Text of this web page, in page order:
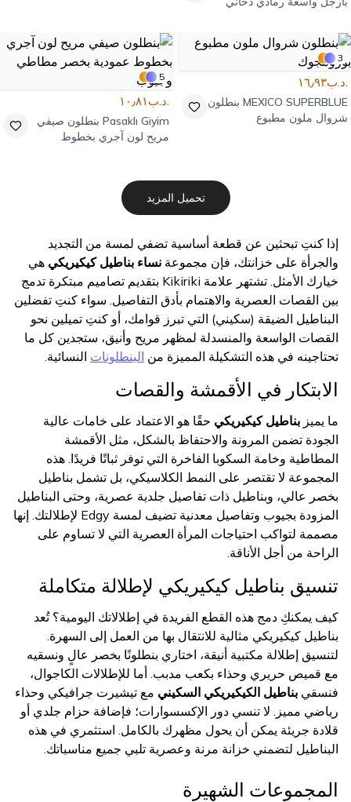
3
.د.ب١٦٫٩٣
MEXICO SUPERBLUE بنطلون
شروال ملون مطبوع
5
.د.ب١٠٫٨١
Pasaklı Giyim بنطلون صيفي
مريح لون آجري بخطوط
تحميل المزيد
إذا كنتِ تبحثين عن قطعة أساسية تضفي لمسة من التجديد
والجرأة على خزانتك، فإن مجموعة نساء بناطيل كيكيريكي هي
خيارك الأمثل. تشتهر علامة Kikiriki بتقديم تصاميم مبتكرة تدمج
بين القصات العصرية والاهتمام بأدق التفاصيل. سواء كنتِ تفضلين
البناطيل الضيقة (سكيني) التي تبرز قوامك، أو كنتِ تميلين نحو
القصات الواسعة والمنسدلة لمظهر مريح وأنيق، ستجدين كل ما
تحتاجينه في هذه التشكيلة المميزة من البنطلونات النسائية.
الابتكار في الأقمشة والقصات
ما يميز بناطيل كيكيريكي حقًا هو الاعتماد على خامات عالية
الجودة تضمن المرونة والاحتفاظ بالشكل، مثل الأقمشة
المطاطية وخامة السكوبا الفاخرة التي توفر ثباتًا فريدًا. هذه
المجموعة لا تقتصر على النمط الكلاسيكي، بل تشمل بناطيل
بخصر عالي، وبناطيل ذات تفاصيل جلدية عصرية، وحتى البناطيل
المزودة بجيوب وتفاصيل معدنية تضيف لمسة Edgy لإطلالتك. إنها
مصممة لتواكب احتياجات المرأة العصرية التي لا تساوم على
الراحة من أجل الأناقة.
تنسيق بناطيل كيكيريكي لإطلالة متكاملة
كيف يمكنكِ دمج هذه القطع الفريدة في إطلالاتك اليومية؟ تُعد
بناطيل كيكيريكي مثالية للانتقال بها من العمل إلى السهرة.
لتنسيق إطلالة مكتبية أنيقة، اختاري بنطلونًا بخصر عالٍ ونسقيه
مع قميص حريري وحذاء بكعب مدبب. أما للإطلالات الكاجوال،
فنسقي بناطيل الكيكيريكي السكيني مع تيشيرت جرافيكي وحذاء
رياضي مميز. لا تنسي دور الإكسسوارات؛ فإضافة حزام جلدي أو
قلادة جريئة يمكن أن يحول مظهرك بالكامل. استثمري في هذه
البناطيل لتضمني خزانة مرنة وعصرية تلبي جميع مناسباتك.
المجموعات الشهيرة